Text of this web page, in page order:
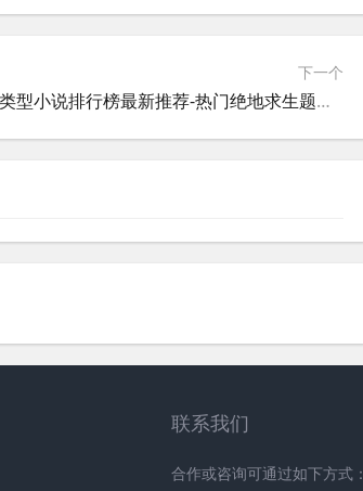
下一个
绝地求生类型小说排行榜最新推荐-热门绝地求生题材小说榜单更新
联系我们
合作或咨询可通过如下方式：